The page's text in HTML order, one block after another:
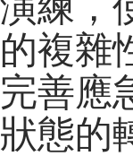
的複雜
完善應
狀態的